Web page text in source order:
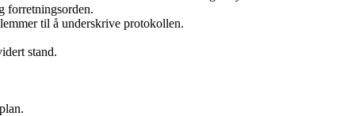
forretningsorden.
til å underskrive protokollen.
stand.